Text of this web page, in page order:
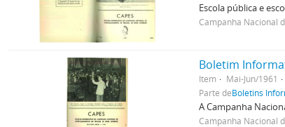
Escola pública e
Campanha Nacional
Boletim
Item
Mai-Jun/1961
Parte deBoletins
A Campanha
Campanha Nacional